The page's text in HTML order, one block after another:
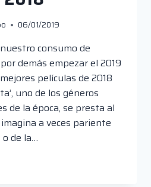
06/01/2019
consumo de
demás empezar el 2019
películas de 2018
uno de los géneros
de la época, se presta al
a veces pariente
o de la…